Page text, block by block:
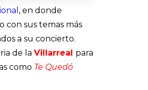
, en donde
con sus temas más
a su concierto.
de la Villarreal para
como Te Quedó